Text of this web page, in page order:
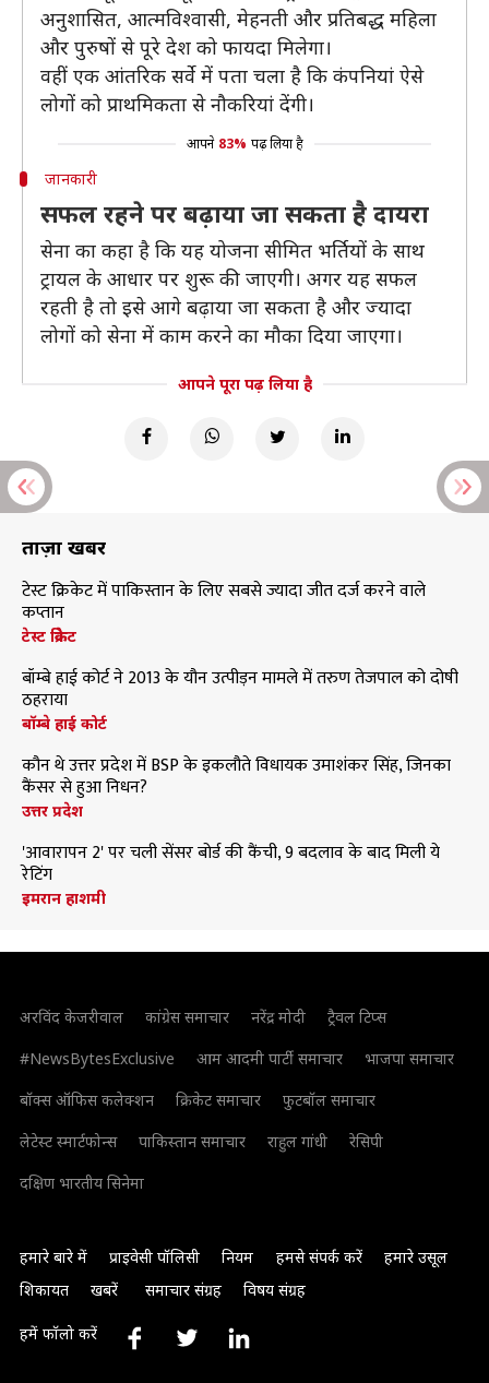
अनुशासित, आत्मविश्वासी, मेहनती और प्रतिबद्ध महिला
और पुरुषों से पूरे देश को फायदा मिलेगा।
वहीं एक आंतरिक सर्वे में पता चला है कि कंपनियां ऐसे
लोगों को प्राथमिकता से नौकरियां देंगी।
आपने 83% पढ़ लिया है
जानकारी
सफल रहने पर बढ़ाया जा सकता है दायरा
सेना का कहा है कि यह योजना सीमित भर्तियों के साथ
ट्रायल के आधार पर शुरू की जाएगी। अगर यह सफल
रहती है तो इसे आगे बढ़ाया जा सकता है और ज्यादा
लोगों को सेना में काम करने का मौका दिया जाएगा।
आपने पूरा पढ़ लिया है
ताज़ा खबरें
टेस्ट क्रिकेट में पाकिस्तान के लिए सबसे ज्यादा जीत दर्ज करने वाले
कप्तान
टेस्ट क्रिकेट
बॉम्बे हाई कोर्ट ने 2013 के यौन उत्पीड़न मामले में तरुण तेजपाल को दोषी
ठहराया
बॉम्बे हाई कोर्ट
कौन थे उत्तर प्रदेश में BSP के इकलौते विधायक उमाशंकर सिंह, जिनका
कैंसर से हुआ निधन?
उत्तर प्रदेश
'आवारापन 2' पर चली सेंसर बोर्ड की कैंची, 9 बदलाव के बाद मिली ये
रेटिंग
इमरान हाशमी
अरविंद केजरीवाल कांग्रेस समाचार नरेंद्र मोदी
ट्रैवल टिप्स
#NewsBytesExclusive
आम आदमी पार्टी समाचार
भाजपा समाचार
बॉक्स ऑफिस कलेक्शन
क्रिकेट समाचार
फुटबॉल समाचार
लेटेस्ट स्मार्टफोन्स
पाकिस्तान समाचार राहुल गांधी
रेसिपी
दक्षिण भारतीय सिनेमा
हमारे बारे में प्राइवेसी पॉलिसी नियम हमसे संपर्क करें
हमारे उसूल
शिकायत
खबरें समाचार संग्रह विषय संग्रह
हमें फॉलो करें